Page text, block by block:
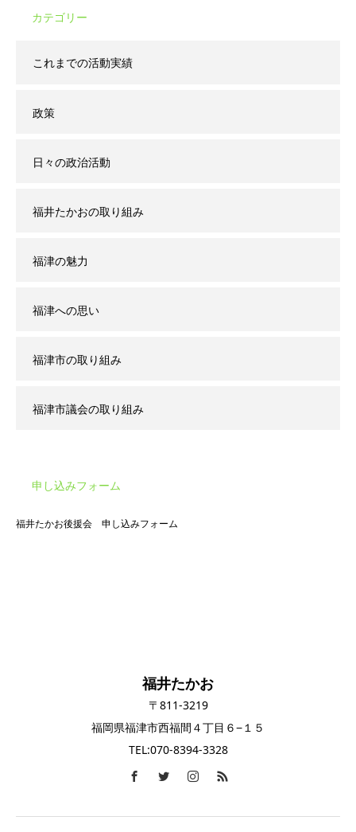
カテゴリー
これまでの活動実績
政策
日々の政治活動
福井たかおの取り組み
福津の魅力
福津への思い
福津市の取り組み
福津市議会の取り組み
申し込みフォーム
福井たかお後援会 申し込みフォーム
福井たかお
〒811-3219
福岡県福津市西福間４丁目６−１５
TEL:070-8394-3328